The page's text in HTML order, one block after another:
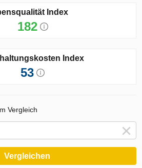
Index
182
Index
53
Vergleich
Vergleichen